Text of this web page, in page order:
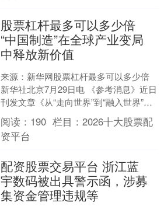
股票杠杆最多可以多少倍
“中国制造”在全球产业变局
中释放新价值
来源：新华网股票杠杆最多可以多少倍
新华社北京7月29日电 《参考消息》近日
刊发文章《从“走向世界”到“融入世界”：
“中国制造”在全球产业变局中释放新价
值》。全....
阅读： 190 栏目：2026十大股票配
资平台
配资股票交易平台 浙江蓝
宇数码被出具警示函，涉募
集资金管理违规等